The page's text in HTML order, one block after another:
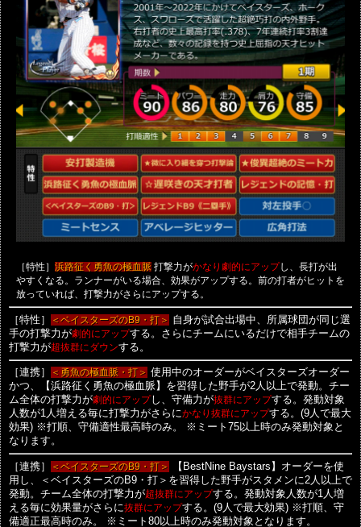
［特性］ 浜路征く勇魚の極血脈打撃力がかなり劇的にアップし、長打が出
やすくなる。ランナーがいる場合、効果がアップする。前の打者がヒットを
放っていれば、打撃力がさらにアップする。
［特性］ ＜ベイスターズのB9・打＞ 自身が試合出場中、所属球団が同じ選
手の打撃力が劇的にアップする。さらにチームにいるだけで相手チームの
打撃力が超抜群にダウンする。
［連携］ ＜勇魚の極血脈・打＞ 使用中のオーダーがベイスターズオーダー
かつ、【浜路征く勇魚の極血脈】を習得した野手が2人以上で発動。チー
ム全体の打撃力が劇的にアップし、守備力が抜群にアップする。発動対象
人数が1人増える毎に打撃力がさらにかなり抜群にアップする。(9人で最大
効果) ※打順、守備適性最高時のみ。
※ミート75以上時のみ発動対象と
なります。
［連携］ ＜ベイスターズのB9・打＞
【BestNine Baystars】オーダーを使
用し、＜ベイスターズのB9・打＞を習得した野手がスタメンに2人以上で
発動。チーム全体の打撃力が超抜群にアップする。発動対象人数が1人増
える毎に効果量がさらに抜群にアップする。(9人で最大効果) ※打順、守
備適正最高時のみ。
※ミート80以上時のみ発動対象となります。